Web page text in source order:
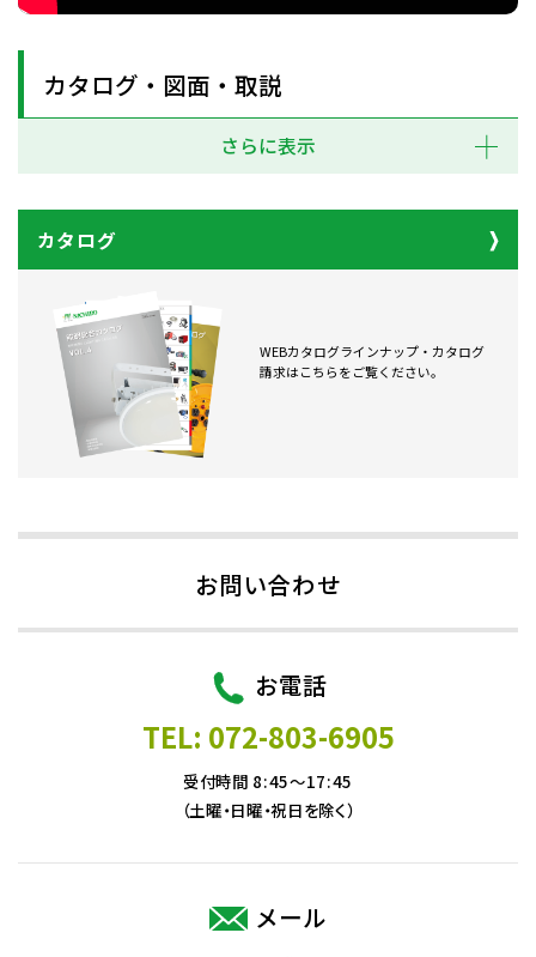
カタログ・図面・取説
さらに表示
カタログ
WEBカタログラインナップ・カタログ
請求はこちらをご覧ください。
お問い合わせ
お電話
TEL: 072-803-6905
受付時間 8:45～17:45
（土曜・日曜・祝日を除く）
メール